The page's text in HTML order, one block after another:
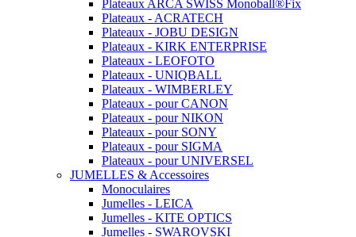
Plateaux ARCA SWISS Monoball®Fix
Plateaux - ACRATECH
Plateaux - JOBU DESIGN
Plateaux - KIRK ENTERPRISE
Plateaux - LEOFOTO
Plateaux - UNIQBALL
Plateaux - WIMBERLEY
Plateaux - pour CANON
Plateaux - pour NIKON
Plateaux - pour SONY
Plateaux - pour SIGMA
Plateaux - pour UNIVERSEL
JUMELLES & Accessoires
Monoculaires
Jumelles - LEICA
Jumelles - KITE OPTICS
Jumelles - SWAROVSKI